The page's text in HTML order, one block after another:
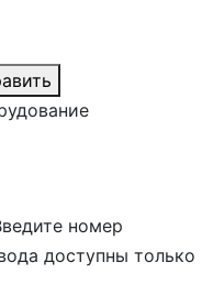
номер
доступны только